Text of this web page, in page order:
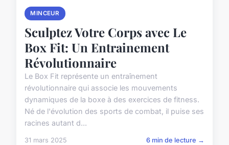
MINCEUR
Sculptez Votre Corps avec Le
Box Fit: Un Entrainement
Révolutionnaire
Le Box Fit représente un entraînement
révolutionnaire qui associe les mouvements
dynamiques de la boxe à des exercices de fitness.
Né de l'évolution des sports de combat, il puise ses
racines autant d...
31 mars 2025 6 min de lecture →